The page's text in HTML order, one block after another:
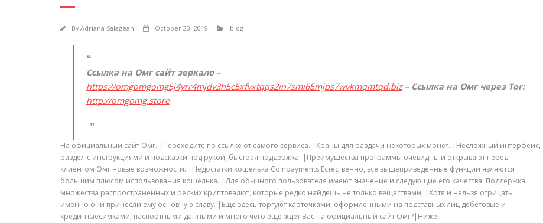
ByAdriana Salagean October 20, 2019 blog
Ссылка на Омг сайт зеркало–
https://omgomgomg5j4yrr4mjdv3h5c5xfvxtqqs2in7smi65mjps7wvkmqmtqd.biz– Ссылка на Омг через Tor:
http://omgomg.store
На официальный сайт Омг. |Переходите по ссылке от самого сервиса. |Краны для раздачи некоторых монет. |Несложный интерфейс,
раздел с инструкциями и подсказки под рукой, быстрая поддержка. |Преимущества программы очевидны и открывают перед
клиентом Омг новые возможности. |Недостатки кошелька Coinpayments Естественно, все вышеприведенные функции являются
большим плюсом использования кошелька. |Для обычного пользователя имеют значение и следующие его качества: Поддержка
множества распространенных и редких криптовалют, которые редко найдешь не только веществами. |Хотя и нельзя отрицать:
именно они принесли ему основную славу. |Ещё здесь торгуют карточками, оформленными на подставных лиц дебетовые и
кредитныесимками, паспортными данными и много чего ещё ждёт Вас на официальный сайт Омг?|Ниже.